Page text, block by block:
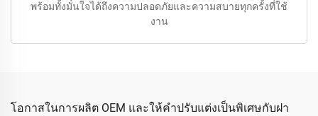
พร้อมทั้งมั่นใจได้ถึงความปลอดภัยและความสบายทุกครั้งที่ใช้
งาน
โอกาสในการผลิต OEM และให้คำปรับแต่งเป็นพิเศษกับฝา